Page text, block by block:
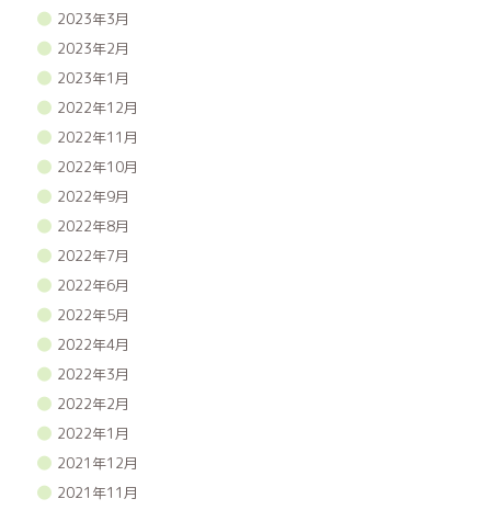
2023年3月
2023年2月
2023年1月
2022年12月
2022年11月
2022年10月
2022年9月
2022年8月
2022年7月
2022年6月
2022年5月
2022年4月
2022年3月
2022年2月
2022年1月
2021年12月
2021年11月